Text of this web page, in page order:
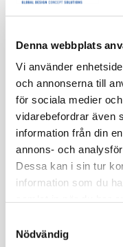
Denna webbplats
Vi använder
och annonserna till
för sociala medier
vidarebefordrar även
information från din
annons- och
Dessa kan i sin tur
information som du
Nödvändig
Flexrör HF
Säljs mot offert
Artnr: 1414219
Finns i lager
Registrera